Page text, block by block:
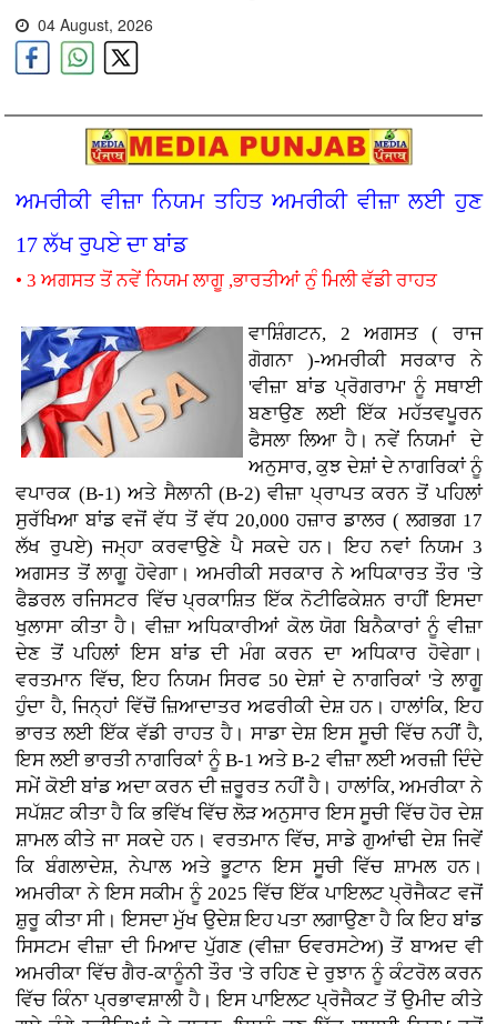
04 August, 2026
ਅਮਰੀਕੀ ਵੀਜ਼ਾ ਨਿਯਮ ਤਹਿਤ ਅਮਰੀਕੀ ਵੀਜ਼ਾ ਲਈ ਹੁਣ
17 ਲੱਖ ਰੁਪਏ ਦਾ ਬਾਂਡ
• 3 ਅਗਸਤ ਤੋਂ ਨਵੇਂ ਨਿਯਮ ਲਾਗੂ ,ਭਾਰਤੀਆਂ ਨੁੰ ਮਿਲੀ ਵੱਡੀ ਰਾਹਤ
ਵਾਸ਼ਿੰਗਟਨ, 2 ਅਗਸਤ ( ਰਾਜ
ਗੋਗਨਾ )-ਅਮਰੀਕੀ ਸਰਕਾਰ ਨੇ
'ਵੀਜ਼ਾ ਬਾਂਡ ਪ੍ਰੋਗਰਾਮ' ਨੂੰ ਸਥਾਈ
ਬਣਾਉਣ ਲਈ ਇੱਕ ਮਹੱਤਵਪੂਰਨ
ਫੈਸਲਾ ਲਿਆ ਹੈ। ਨਵੇਂ ਨਿਯਮਾਂ ਦੇ
ਅਨੁਸਾਰ, ਕੁਝ ਦੇਸ਼ਾਂ ਦੇ ਨਾਗਰਿਕਾਂ ਨੂੰ
ਵਪਾਰਕ (B-1) ਅਤੇ ਸੈਲਾਨੀ (B-2) ਵੀਜ਼ਾ ਪ੍ਰਾਪਤ ਕਰਨ ਤੋਂ ਪਹਿਲਾਂ
ਸੁਰੱਖਿਆ ਬਾਂਡ ਵਜੋਂ ਵੱਧ ਤੋਂ ਵੱਧ 20,000 ਹਜ਼ਾਰ ਡਾਲਰ ( ਲਗਭਗ 17
ਲੱਖ ਰੁਪਏ) ਜਮ੍ਹਾ ਕਰਵਾਉਣੇ ਪੈ ਸਕਦੇ ਹਨ। ਇਹ ਨਵਾਂ ਨਿਯਮ 3
ਅਗਸਤ ਤੋਂ ਲਾਗੂ ਹੋਵੇਗਾ। ਅਮਰੀਕੀ ਸਰਕਾਰ ਨੇ ਅਧਿਕਾਰਤ ਤੌਰ 'ਤੇ
ਫੈਡਰਲ ਰਜਿਸਟਰ ਵਿੱਚ ਪ੍ਰਕਾਸ਼ਿਤ ਇੱਕ ਨੋਟੀਫਿਕੇਸ਼ਨ ਰਾਹੀਂ ਇਸਦਾ
ਖੁਲਾਸਾ ਕੀਤਾ ਹੈ। ਵੀਜ਼ਾ ਅਧਿਕਾਰੀਆਂ ਕੋਲ ਯੋਗ ਬਿਨੈਕਾਰਾਂ ਨੂੰ ਵੀਜ਼ਾ
ਦੇਣ ਤੋਂ ਪਹਿਲਾਂ ਇਸ ਬਾਂਡ ਦੀ ਮੰਗ ਕਰਨ ਦਾ ਅਧਿਕਾਰ ਹੋਵੇਗਾ।
ਵਰਤਮਾਨ ਵਿੱਚ, ਇਹ ਨਿਯਮ ਸਿਰਫ 50 ਦੇਸ਼ਾਂ ਦੇ ਨਾਗਰਿਕਾਂ 'ਤੇ ਲਾਗੂ
ਹੁੰਦਾ ਹੈ, ਜਿਨ੍ਹਾਂ ਵਿੱਚੋਂ ਜ਼ਿਆਦਾਤਰ ਅਫਰੀਕੀ ਦੇਸ਼ ਹਨ। ਹਾਲਾਂਕਿ, ਇਹ
ਭਾਰਤ ਲਈ ਇੱਕ ਵੱਡੀ ਰਾਹਤ ਹੈ। ਸਾਡਾ ਦੇਸ਼ ਇਸ ਸੂਚੀ ਵਿੱਚ ਨਹੀਂ ਹੈ,
ਇਸ ਲਈ ਭਾਰਤੀ ਨਾਗਰਿਕਾਂ ਨੂੰ B-1 ਅਤੇ B-2 ਵੀਜ਼ਾ ਲਈ ਅਰਜ਼ੀ ਦਿੰਦੇ
ਸਮੇਂ ਕੋਈ ਬਾਂਡ ਅਦਾ ਕਰਨ ਦੀ ਜ਼ਰੂਰਤ ਨਹੀਂ ਹੈ। ਹਾਲਾਂਕਿ, ਅਮਰੀਕਾ ਨੇ
ਸਪੱਸ਼ਟ ਕੀਤਾ ਹੈ ਕਿ ਭਵਿੱਖ ਵਿੱਚ ਲੋੜ ਅਨੁਸਾਰ ਇਸ ਸੂਚੀ ਵਿੱਚ ਹੋਰ ਦੇਸ਼
ਸ਼ਾਮਲ ਕੀਤੇ ਜਾ ਸਕਦੇ ਹਨ। ਵਰਤਮਾਨ ਵਿੱਚ, ਸਾਡੇ ਗੁਆਂਢੀ ਦੇਸ਼ ਜਿਵੇਂ
ਕਿ ਬੰਗਲਾਦੇਸ਼, ਨੇਪਾਲ ਅਤੇ ਭੂਟਾਨ ਇਸ ਸੂਚੀ ਵਿੱਚ ਸ਼ਾਮਲ ਹਨ।
ਅਮਰੀਕਾ ਨੇ ਇਸ ਸਕੀਮ ਨੂੰ 2025 ਵਿੱਚ ਇੱਕ ਪਾਇਲਟ ਪ੍ਰੋਜੈਕਟ ਵਜੋਂ
ਸ਼ੁਰੂ ਕੀਤਾ ਸੀ। ਇਸਦਾ ਮੁੱਖ ਉਦੇਸ਼ ਇਹ ਪਤਾ ਲਗਾਉਣਾ ਹੈ ਕਿ ਇਹ ਬਾਂਡ
ਸਿਸਟਮ ਵੀਜ਼ਾ ਦੀ ਮਿਆਦ ਪੁੱਗਣ (ਵੀਜ਼ਾ ਓਵਰਸਟੇਅ) ਤੋਂ ਬਾਅਦ ਵੀ
ਅਮਰੀਕਾ ਵਿੱਚ ਗੈਰ-ਕਾਨੂੰਨੀ ਤੌਰ 'ਤੇ ਰਹਿਣ ਦੇ ਰੁਝਾਨ ਨੂੰ ਕੰਟਰੋਲ ਕਰਨ
ਵਿੱਚ ਕਿੰਨਾ ਪ੍ਰਭਾਵਸ਼ਾਲੀ ਹੈ। ਇਸ ਪਾਇਲਟ ਪ੍ਰੋਜੈਕਟ ਤੋਂ ਉਮੀਦ ਕੀਤੇ